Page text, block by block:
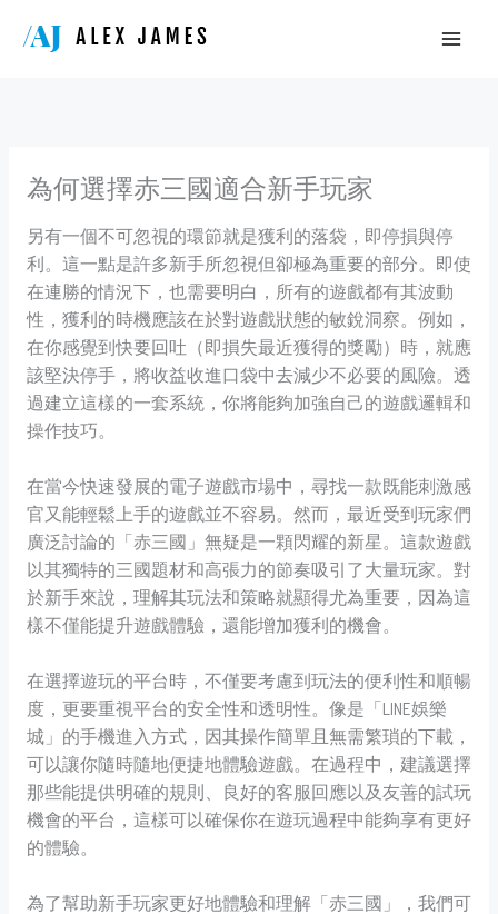
為何選擇赤三國適合新手玩家
另有一個不可忽視的環節就是獲利的落袋，即停損與停
利。這一點是許多新手所忽視但卻極為重要的部分。即使
在連勝的情況下，也需要明白，所有的遊戲都有其波動
性，獲利的時機應該在於對遊戲狀態的敏銳洞察。例如，
在你感覺到快要回吐（即損失最近獲得的獎勵）時，就應
該堅決停手，將收益收進口袋中去減少不必要的風險。透
過建立這樣的一套系統，你將能夠加強自己的遊戲邏輯和
操作技巧。
在當今快速發展的電子遊戲市場中，尋找一款既能刺激感
官又能輕鬆上手的遊戲並不容易。然而，最近受到玩家們
廣泛討論的「赤三國」無疑是一顆閃耀的新星。這款遊戲
以其獨特的三國題材和高張力的節奏吸引了大量玩家。對
於新手來說，理解其玩法和策略就顯得尤為重要，因為這
樣不僅能提升遊戲體驗，還能增加獲利的機會。
在選擇遊玩的平台時，不僅要考慮到玩法的便利性和順暢
度，更要重視平台的安全性和透明性。像是「LINE娛樂
城」的手機進入方式，因其操作簡單且無需繁瑣的下載，
可以讓你隨時隨地便捷地體驗遊戲。在過程中，建議選擇
那些能提供明確的規則、良好的客服回應以及友善的試玩
機會的平台，這樣可以確保你在遊玩過程中能夠享有更好
的體驗。
為了幫助新手玩家更好地體驗和理解「赤三國」，我們可